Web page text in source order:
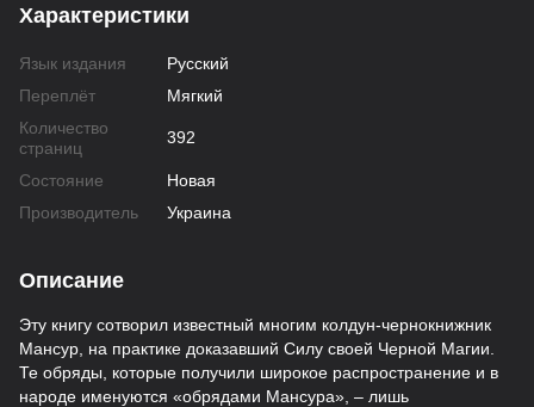
Характеристики
Язык издания
Русский
Переплёт
Мягкий
Количество
страниц
392
Состояние
Новая
Производитель
Украина
Описание
Эту книгу сотворил известный многим колдун-чернокнижник
Мансур, на практике доказавший Силу своей Черной Магии.
Те обряды, которые получили широкое распространение и в
народе именуются «обрядами Мансура», – лишь